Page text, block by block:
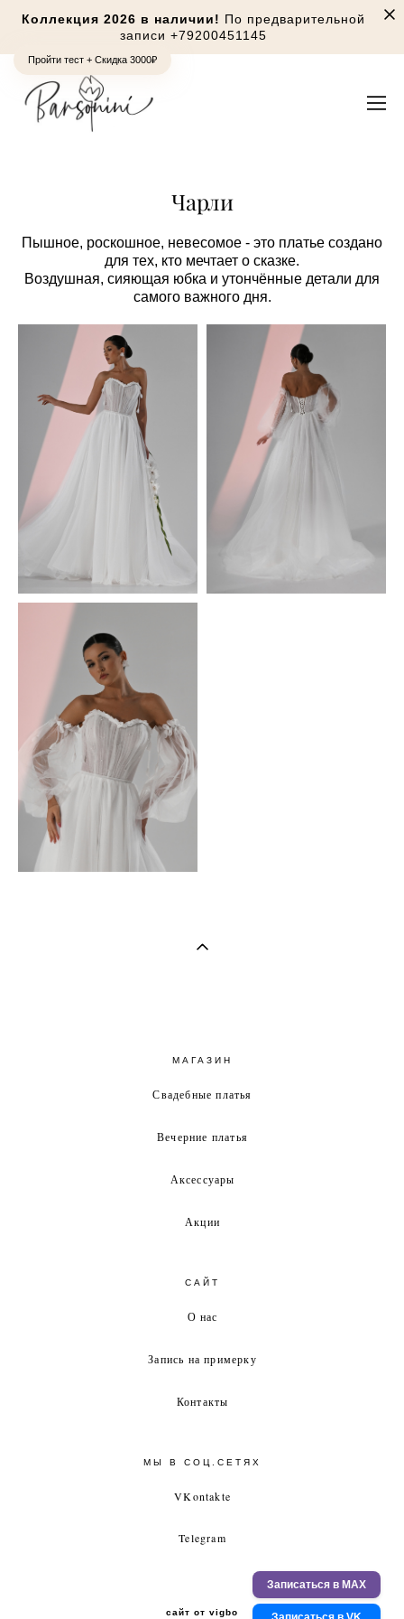
Записаться в MAX
Пройти тест + Скидка 3000₽
Коллекция 2026 в наличии! По предварительной
записи +79200451145
Чарли
Пышное, роскошное, невесомое - это платье создано
для тех, кто мечтает о сказке.
Воздушная, сияющая юбка и утончённые детали для
самого важного дня.
МАГАЗИН
Свадебные платья
Вечерние платья
Аксессуары
Акции
САЙТ
О нас
Запись на примерку
Контакты
МЫ В СОЦ.СЕТЯХ
VKontakte
Telegram
сайт от vigbo